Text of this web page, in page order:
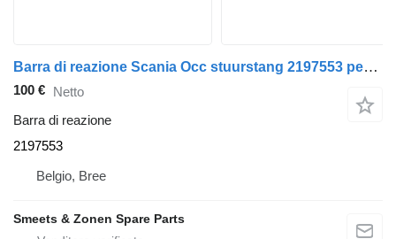
Barra di reazione Scania Occ stuurstang 2197553 per camion
100 € Netto
Barra di reazione
2197553
Belgio, Bree
Smeets & Zonen Spare Parts